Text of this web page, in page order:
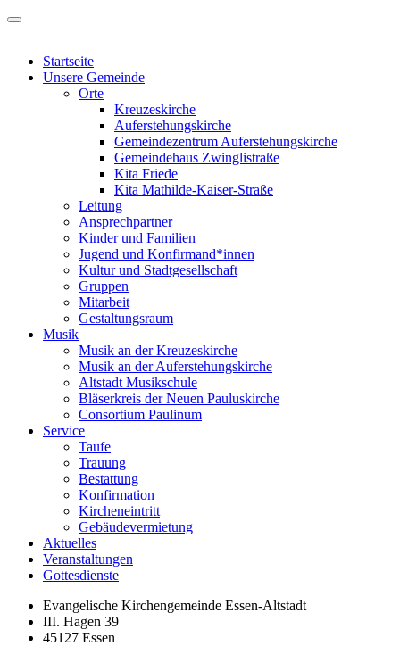
Startseite
Unsere Gemeinde
Orte
Kreuzeskirche
Auferstehungskirche
Gemeindezentrum Auferstehungskirche
Gemeindehaus Zwinglistraße
Kita Friede
Kita Mathilde-Kaiser-Straße
Leitung
Ansprechpartner
Kinder und Familien
Jugend und Konfirmand*innen
Kultur und Stadtgesellschaft
Gruppen
Mitarbeit
Gestaltungsraum
Musik
Musik an der Kreuzeskirche
Musik an der Auferstehungskirche
Altstadt Musikschule
Bläserkreis der Neuen Pauluskirche
Consortium Paulinum
Service
Taufe
Trauung
Bestattung
Konfirmation
Kircheneintritt
Gebäudevermietung
Aktuelles
Veranstaltungen
Gottesdienste
Evangelische Kirchengemeinde Essen-Altstadt
III. Hagen 39
45127 Essen